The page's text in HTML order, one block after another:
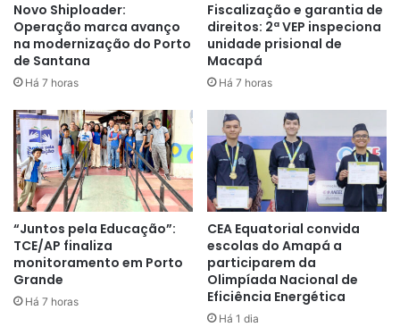
A DFCA apresentou o relatório de atividades executadas
de janeiro a novembro de 2022. O departamento realizou
interdições temporárias, seis interdições definitivas, nove
apreensões e quatro retenções de autorização ambiental,
totalizando 323 ações durante fiscalizações em
estabelecimentos comerciais, casas de shows, eventos e
festas.
Durante o primeiro semestre de 2022, o departamento de
fiscalização da Semam promoveu a campanha para a
regularização ambiental e adequação de estacionamento
das farmácias e clínicas de toda a capital. No Macapá Verão
Novo Shiploader:
Operação marca avanço
na modernização do Porto
de Santana
Há 7 horas
Fiscalização e garantia de
direitos: 2ª VEP inspeciona
unidade prisional de
Macapá
Há 7 horas
“Juntos pela Educação”:
TCE/AP finaliza
monitoramento em Porto
Grande
Há 7 horas
CEA Equatorial convida
escolas do Amapá a
participarem da
Olimpíada Nacional de
Eficiência Energética
Há 1 dia